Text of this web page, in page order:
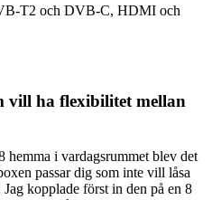
T2 och DVB-C, HDMI och
vill ha flexibilitet mellan
i vardagsrummet blev det
passar dig som inte vill låsa
kopplade först in den på en 8